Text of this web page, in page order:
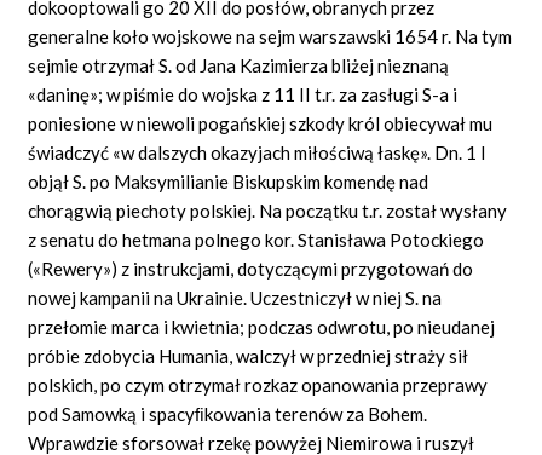
dokooptowali go 20 XII do posłów, obranych przez
generalne koło wojskowe na sejm warszawski 1654 r. Na tym
sejmie otrzymał S. od Jana Kazimierza bliżej nieznaną
«daninę»; w piśmie do wojska z 11 II t.r. za zasługi S-a i
poniesione w niewoli pogańskiej szkody król obiecywał mu
świadczyć «w dalszych okazyjach miłościwą łaskę». Dn. 1 I
objął S. po Maksymilianie Biskupskim komendę nad
chorągwią piechoty polskiej. Na początku t.r. został wysłany
z senatu do hetmana polnego kor. Stanisława Potockiego
(«Rewery») z instrukcjami, dotyczącymi przygotowań do
nowej kampanii na Ukrainie. Uczestniczył w niej S. na
przełomie marca i kwietnia; podczas odwrotu, po nieudanej
próbie zdobycia Humania, walczył w przedniej straży sił
polskich, po czym otrzymał rozkaz opanowania przeprawy
pod Samowką i spacyﬁkowania terenów za Bohem.
Wprawdzie sforsował rzekę powyżej Niemirowa i ruszył